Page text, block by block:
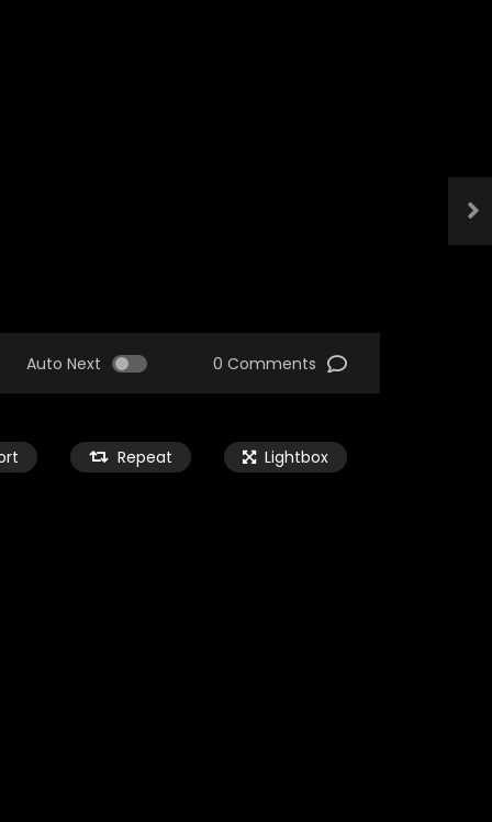
Auto Next 0 Comments
Repeat Lightbox